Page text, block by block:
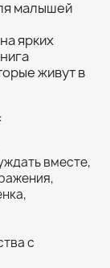
малышей
ярких
живут в
вместе,
с